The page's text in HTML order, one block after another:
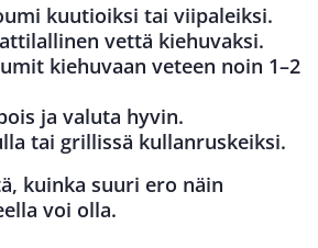
kuutioiksi tai viipaleiksi.
vettä kiehuvaksi.
kiehuvaan veteen noin 1–2
ja valuta hyvin.
tai grillissä kullanruskeiksi.
kuinka suuri ero näin
voi olla.